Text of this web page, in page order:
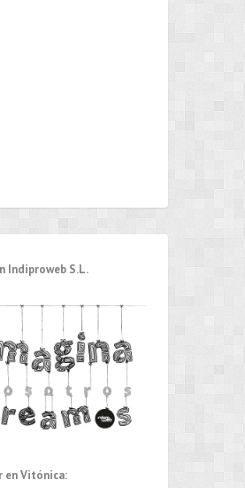
Indiproweb S.L.
en Vitónica: